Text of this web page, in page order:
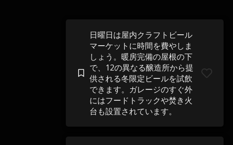
日曜日は屋内クラフトビール
マーケットに時間を費やしま
しょう。暖房完備の屋根の下
で、12の異なる醸造所から提
供される冬限定ビールを試飲
できます。ガレージのすぐ外
にはフードトラックや焚き火
台も設置されています。